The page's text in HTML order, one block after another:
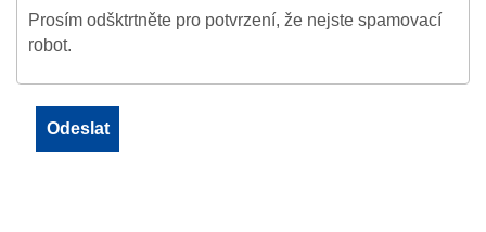
Prosím odšktrtněte pro potvrzení, že nejste spamovací
robot.